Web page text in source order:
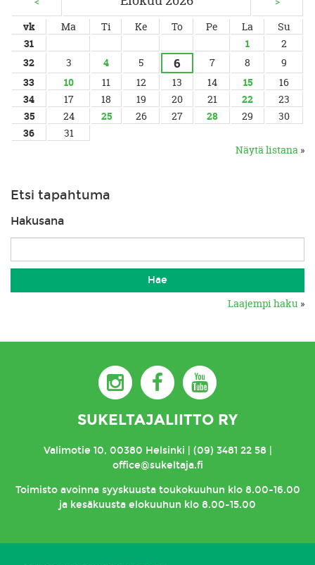
vk
Ma Ti Ke To Pe La
Su
31
1
2
32
3 4 5 6 7 8
9
33
10 11 12 13 14 15
16
34
17 18 19 20 21 22
23
35
24 25 26 27 28 29
30
36
31
Näytä listana »
Etsi tapahtuma
Hakusana
Laajempi haku »
SUKELTAJALIITTO RY
Valimotie 10, 00380 Helsinki | (09) 3481 22 58 |
office@sukeltaja.fi
Toimistoavoinna syyskuusta toukokuuhun klo 8.00-16.00
ja kesäkuusta elokuuhun klo 8.00-15.00